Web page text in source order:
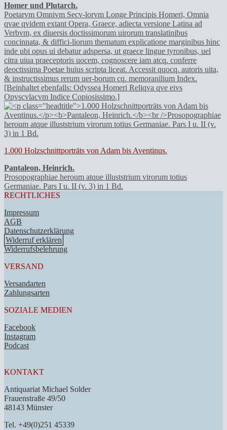
Homer und Plutarch.
Poetarvm Omnivm Secv-lorvm Longe Principis Homeri, Omnia
qvae qvidem extant Opera, Graece, adiecta versione Latina ad
Verbvm, ex diuersis doctissimorum uirorum translatinibus
concinnata, & diffici-liorum thematum explicatione marginibus hinc
inde ubi opus ui debatur adspersa, ut graece lingue tyronibus, uel
citra uiua praeceptoris uocem, cognoscere iam atcq. conferre
deoctissima Poetae huius scripta liceat. Accessit quocq. autoris uita,
& instructissimus rerum uer-borum cq. memoranilium Index.
[Beinhaltet ebenfalls: Odyssea Homeri Reliqva qve eivs
Opvscvlacvm Indice Copiosissimo.]
1.000 Holzschnittporträts von Adam bis Aventinus.
Pantaleon, Heinrich.
Prosopographiae heroum atque illuststrium virorum totius
Germaniae. Pars I u. II (v. 3) in 1 Bd.
RECHTLICHES
Impressum
AGB
Datenschutzerklärung
Widerruf erklären
Widerrufsbelehrung
VERSAND
Versandarten
Zahlungsarten
SOZIALE MEDIEN
Facebook
Instagram
Podcast
KONTAKT
Antiquariat Michael Solder
Frauenstraße 49/50
48143 Münster
Tel. +49(0)251 45339